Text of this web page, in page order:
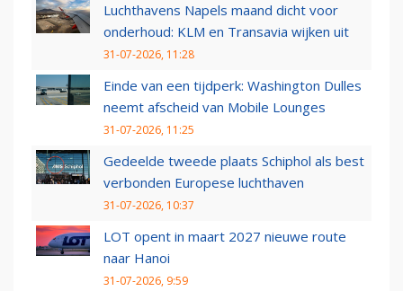
Luchthavens Napels maand dicht voor
onderhoud: KLM en Transavia wijken uit
31-07-2026, 11:28
Einde van een tijdperk: Washington Dulles
neemt afscheid van Mobile Lounges
31-07-2026, 11:25
Gedeelde tweede plaats Schiphol als best
verbonden Europese luchthaven
31-07-2026, 10:37
LOT opent in maart 2027 nieuwe route
naar Hanoi
31-07-2026, 9:59